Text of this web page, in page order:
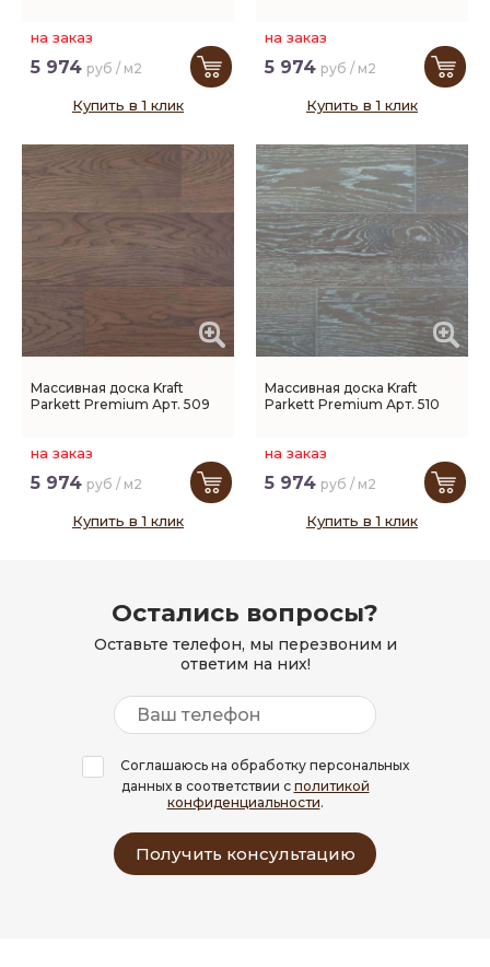
на заказ
5 974 руб / м2
Купить в 1 клик
на заказ
5 974 руб / м2
Купить в 1 клик
Массивная доска Kraft
Parkett Premium Арт. 509
на заказ
5 974 руб / м2
Купить в 1 клик
Массивная доска Kraft
Parkett Premium Арт. 510
на заказ
5 974 руб / м2
Купить в 1 клик
Остались вопросы?
Оставьте телефон, мы перезвоним и
ответим на них!
Соглашаюсь на обработку персональных
данных в соответствии с политикой
конфиденциальности.
Получить консультацию